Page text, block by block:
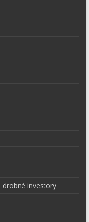
drobné investory